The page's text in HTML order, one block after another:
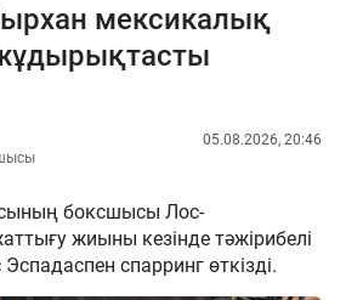
мексикалық
05.08.2026, 20:46
боксшысы Лос-
жиыны кезінде тәжірибелі
спарринг өткізді.